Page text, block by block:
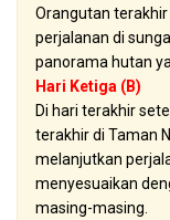
Orangutan terakhir
perjalanan di
panorama hutan
Hari Ketiga (B)
Di hari terakhir
terakhir di Taman
melanjutkan
menyesuaikan
masing-masing.